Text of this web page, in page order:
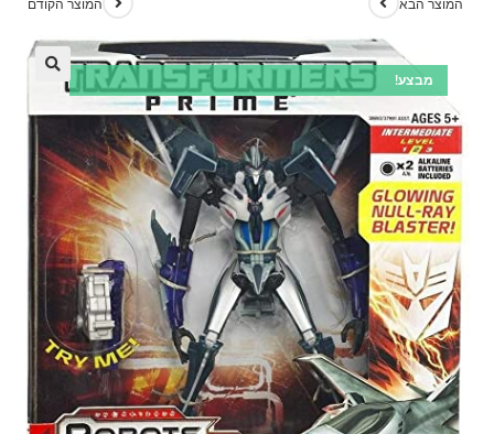
מבצע!